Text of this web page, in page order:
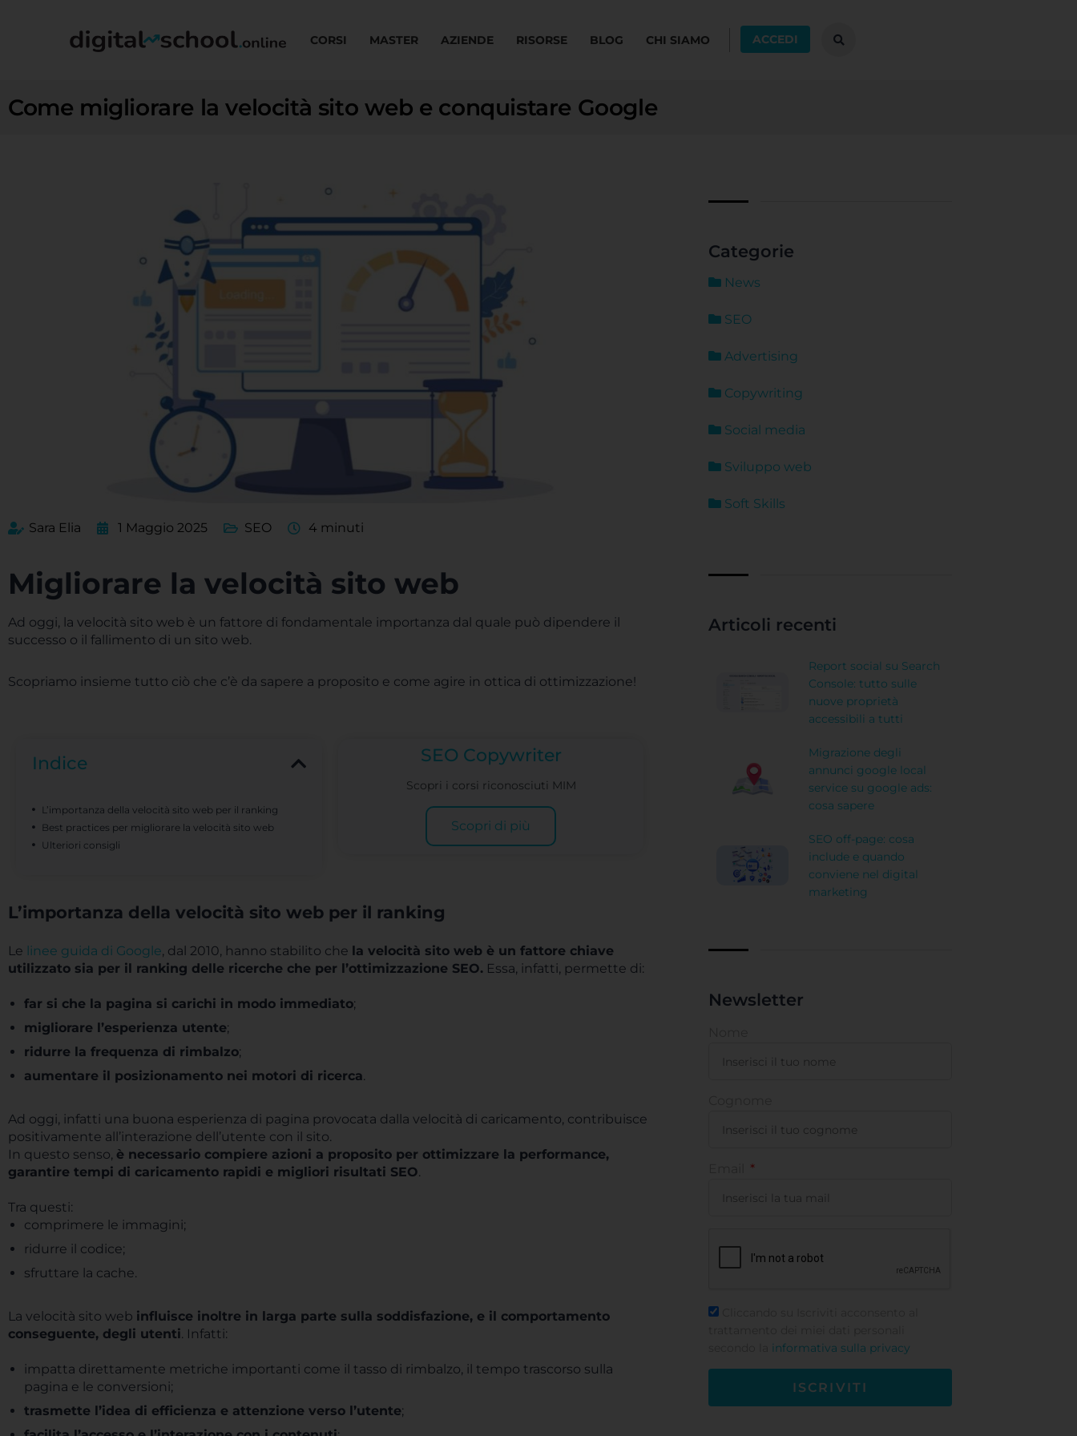
ACCEDI
CORSI MASTER AZIENDE RISORSE BLOG CHI SIAMO
Come migliorare la velocità sito web e conquistare Google
Sara Elia 1 Maggio 2025 SEO 4 minuti
Migliorare la velocità sito web
Ad oggi, la velocità sito web è un fattore di fondamentale importanza dal quale può dipendere il
successo o il fallimento di un sito web.
Scopriamo insieme tutto ciò che c’è da sapere a proposito e come agire in ottica di ottimizzazione!
Indice
L’importanza della velocità sito web per il ranking
Best practices per migliorare la velocità sito web
Ulteriori consigli
SEO Copywriter
Scopri i corsi riconosciuti MIM
Scopri di più
L’importanza della velocità sito web per il ranking
Le linee guida di Google, dal 2010, hanno stabilito che la velocità sito web è un fattore chiave
utilizzato sia per il ranking delle ricerche che per l’ottimizzazione SEO. Essa, infatti, permette di:
far si che la pagina si carichi in modo immediato;
migliorare l’esperienza utente;
ridurre la frequenza di rimbalzo;
aumentare il posizionamento nei motori di ricerca.
Ad oggi, infatti una buona esperienza di pagina provocata dalla velocità di caricamento, contribuisce
positivamente all’interazione dell’utente con il sito.
In questo senso, è necessario compiere azioni a proposito per ottimizzare la performance,
garantire tempi di caricamento rapidi e migliori risultati SEO.
Tra questi:
comprimere le immagini;
ridurre il codice;
sfruttare la cache.
La velocità sito web influisce inoltre in larga parte sulla soddisfazione, e il comportamento
conseguente, degli utenti. Infatti:
impatta direttamente metriche importanti come il tasso di rimbalzo, il tempo trascorso sulla
pagina e le conversioni;
trasmette l’idea di efficienza e attenzione verso l’utente;
Categorie
News
SEO
Advertising
Copywriting
Social media
Sviluppo web
Soft Skills
Articoli recenti
Report social su Search
Console: tutto sulle
nuove proprietà
accessibili a tutti
Migrazione degli
annunci google local
service su google ads:
cosa sapere
SEO off-page: cosa
include e quando
conviene nel digital
marketing
Newsletter
informativa sulla privacy
ISCRIVITI